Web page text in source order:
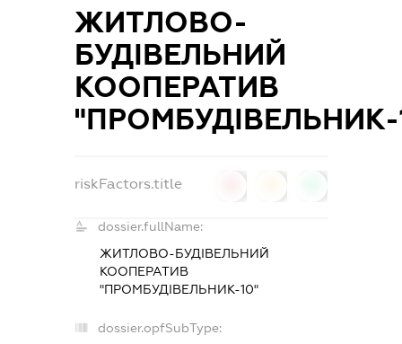
ЖИТЛОВО-
БУДІВЕЛЬНИЙ
КООПЕРАТИВ
"ПРОМБУДІВЕЛЬНИК-
riskFactors.title
dossier.fullName:
ЖИТЛОВО-БУДІВЕЛЬНИЙ
КООПЕРАТИВ
"ПРОМБУДІВЕЛЬНИК-10"
dossier.opfSubType: